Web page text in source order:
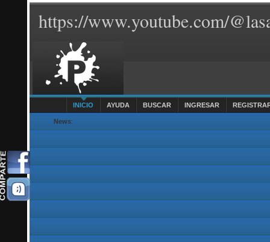
https://www.youtube.com/
INICIO AYUDA BUSCAR INGRESAR
News: